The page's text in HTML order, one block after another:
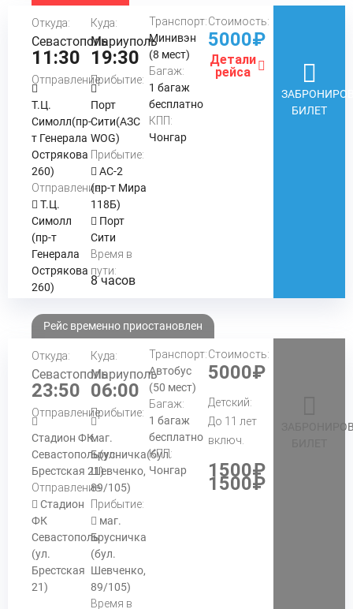
Откуда:
Севастополь
11:30
Отправление:
Т.Ц.
Симолл(пр-
т Генерала
Острякова
260)
Отправление:
Т.Ц.
Симолл
(пр-т
Генерала
Острякова
260)
Куда:
Мариуполь
19:30
Прибытие:
Порт
Сити(АЗС
WOG)
Прибытие:
АС-2
(пр-т Мира
118Б)
Порт
Сити
Время в
пути:
8 часов
Транспорт:
Минивэн
(8 мест)
Багаж:
1 багаж
бесплатно
КПП:
Чонгар
Стоимость:
5000₽
Детали
рейса
БИЛЕТ
Рейс временно приостановлен
Откуда:
Севастополь
23:50
Отправление:
Стадион ФК
Севастополь(ул.
Брестская 21)
Отправление:
Стадион
ФК
Севастополь
(ул.
Брестская
21)
Куда:
Мариуполь
06:00
Прибытие:
маг.
Брусничка(бул.
Шевченко,
89/105)
Прибытие:
маг.
Брусничка
(бул.
Шевченко,
89/105)
Время в
Транспорт:
Автобус
(50 мест)
Багаж:
1 багаж
бесплатно
КПП:
Чонгар
Стоимость:
5000₽
Детский:
До 11 лет
включ.
1500₽
1500₽